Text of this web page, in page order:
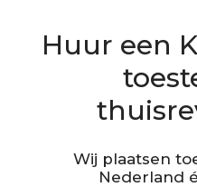
Huur een
Wij plaatsen
Nederland